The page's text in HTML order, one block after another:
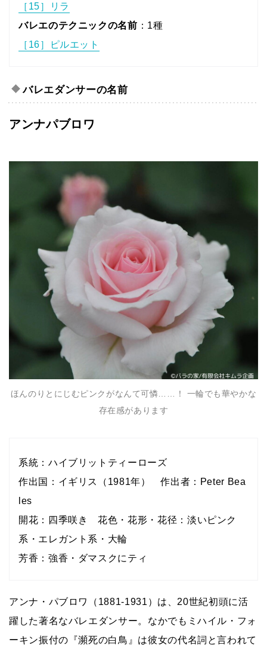
［15］リラ
バレエのテクニックの名前 ：1種
［16］ピルエット
バレエダンサーの名前
アンナパブロワ
ほんのりとにじむピンクがなんて可憐……！ 一輪でも華やかな
存在感があります
系統：ハイブリットティーローズ
作出国：イギリス（1981年） 作出者：Peter Bea
les
開花：四季咲き 花色・花形・花径：淡いピンク
系・エレガント系・大輪
芳香：強香・ダマスクにティ
アンナ・パブロワ（1881-1931）は、20世紀初頭に活
躍した著名なバレエダンサー。なかでもミハイル・フォ
ーキン振付の『瀕死の白鳥』は彼女の代名詞と言われて